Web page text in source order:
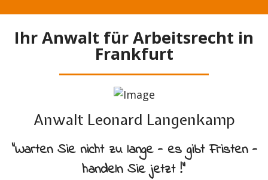
Ihr Anwalt für Arbeitsrecht in
Frankfurt
Anwalt Leonard Langenkamp
"Warten Sie nicht zu lange - es gibt Fristen -
handeln Sie jetzt !"